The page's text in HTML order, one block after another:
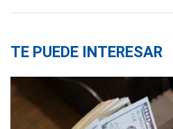
TE PUEDE INTERESAR